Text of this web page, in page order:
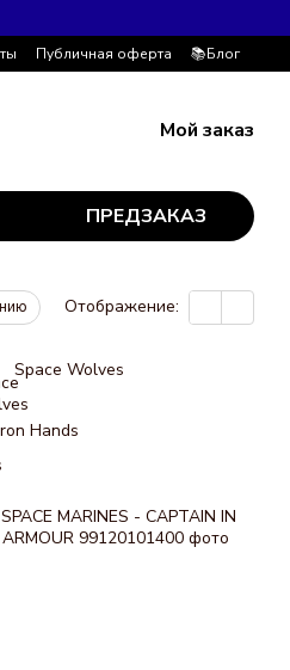
Публичная оферта
📚Блог
Мой заказ
ПРЕДЗАКАЗ
Отображение:
Space Wolves
Hands